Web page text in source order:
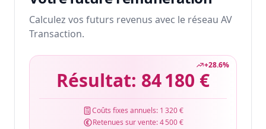
Calculez vos futurs revenus avec le réseau AV
Transaction.
+28.6%
Résultat: 84 180 €
Coûts fixes annuels: 1 320 €
Retenues sur vente:4 500 €